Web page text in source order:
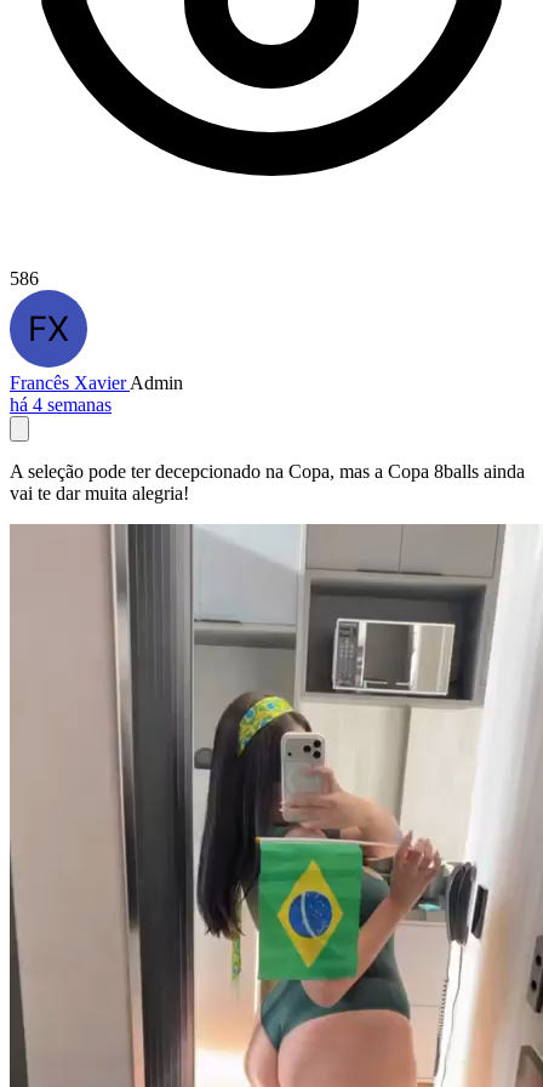
586
Francês XavierAdmin
há 4 semanas
A seleção pode ter decepcionado na Copa, mas a Copa 8balls ainda
vai te dar muita alegria!